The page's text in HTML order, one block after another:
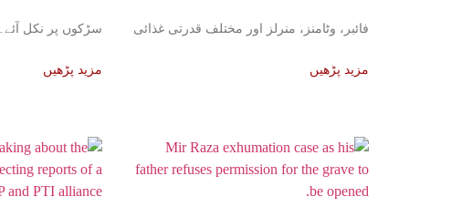
فائبر، وٹامنز، منرلز اور مختلف قدرتی غذائی
مزید پڑھیں
سڑکوں پر نکل
مزید پڑھیں